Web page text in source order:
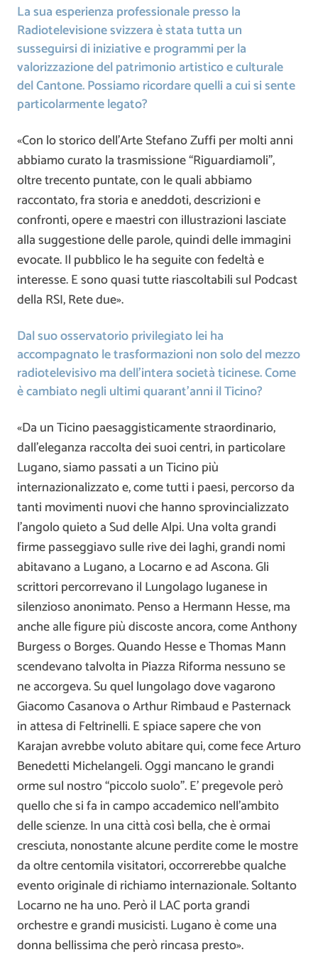
La sua esperienza professionale presso la
Radiotelevisione svizzera è stata tutta un
susseguirsi di iniziative e programmi per la
valorizzazione del patrimonio artistico e culturale
del Cantone. Possiamo ricordare quelli a cui si sente
particolarmente legato?
«Con lo storico dell’Arte Stefano Zuffi per molti anni
abbiamo curato la trasmissione “Riguardiamoli”,
oltre trecento puntate, con le quali abbiamo
raccontato, fra storia e aneddoti, descrizioni e
confronti, opere e maestri con illustrazioni lasciate
alla suggestione delle parole, quindi delle immagini
evocate. Il pubblico le ha seguite con fedeltà e
interesse. E sono quasi tutte riascoltabili sul Podcast
della RSI, Rete due».
Dal suo osservatorio privilegiato lei ha
accompagnato le trasformazioni non solo del mezzo
radiotelevisivo ma dell’intera società ticinese. Come
è cambiato negli ultimi quarant’anni il Ticino?
«Da un Ticino paesaggisticamente straordinario,
dall’eleganza raccolta dei suoi centri, in particolare
Lugano, siamo passati a un Ticino più
internazionalizzato e, come tutti i paesi, percorso da
tanti movimenti nuovi che hanno sprovincializzato
l’angolo quieto a Sud delle Alpi. Una volta grandi
firme passeggiavo sulle rive dei laghi, grandi nomi
abitavano a Lugano, a Locarno e ad Ascona. Gli
scrittori percorrevano il Lungolago luganese in
silenzioso anonimato. Penso a Hermann Hesse, ma
anche alle figure più discoste ancora, come Anthony
Burgess o Borges. Quando Hesse e Thomas Mann
scendevano talvolta in Piazza Riforma nessuno se
ne accorgeva. Su quel lungolago dove vagarono
Giacomo Casanova o Arthur Rimbaud e Pasternack
in attesa di Feltrinelli. E spiace sapere che von
Karajan avrebbe voluto abitare qui, come fece Arturo
Benedetti Michelangeli. Oggi mancano le grandi
orme sul nostro “piccolo suolo”. E’ pregevole però
quello che si fa in campo accademico nell’ambito
delle scienze. In una città così bella, che è ormai
cresciuta, nonostante alcune perdite come le mostre
da oltre centomila visitatori, occorrerebbe qualche
evento originale di richiamo internazionale. Soltanto
Locarno ne ha uno. Però il LAC porta grandi
orchestre e grandi musicisti. Lugano è come una
donna bellissima che però rincasa presto».